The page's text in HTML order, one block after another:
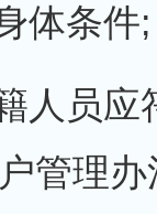
体条件;
人员
管理